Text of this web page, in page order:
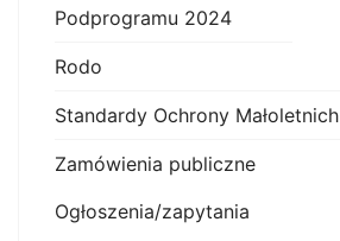
Podprogramu 2024
Rodo
Standardy Ochrony Małoletnich
Zamówienia publiczne
Ogłoszenia/zapytania